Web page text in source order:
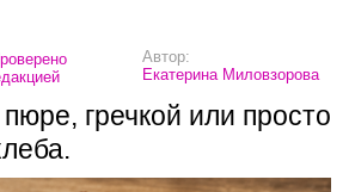
Автор:
Екатерина Миловзорова
гречкой или просто